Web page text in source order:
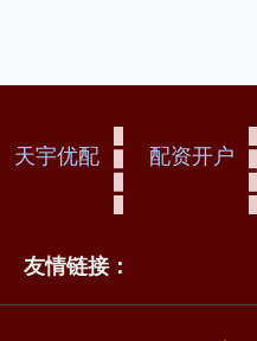
天宇优配 配资开户
友情链接：